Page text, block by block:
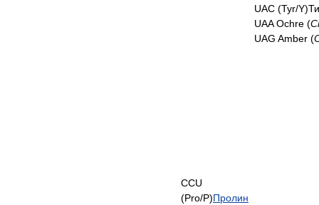
UAC (Tyr/
UAA Ochre (
UAG Amber (
CCU
(Pro/P)Пролин